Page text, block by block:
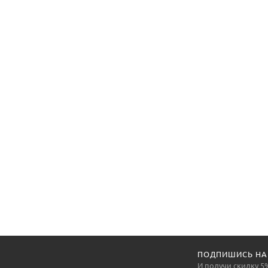
ПОДПИШИСЬ НА
И получи скидку